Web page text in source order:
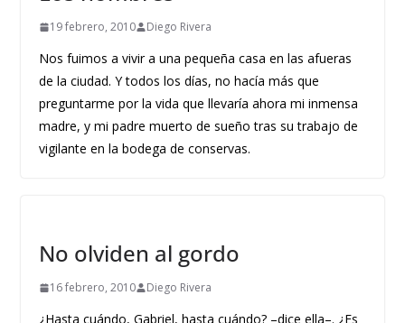
19 febrero, 2010 Diego Rivera
Nos fuimos a vivir a una pequeña casa en las afueras
de la ciudad. Y todos los días, no hacía más que
preguntarme por la vida que llevaría ahora mi inmensa
madre, y mi padre muerto de sueño tras su trabajo de
vigilante en la bodega de conservas.
No olviden al gordo
16 febrero, 2010 Diego Rivera
¿Hasta cuándo, Gabriel, hasta cuándo? –dice ella–. ¿Es